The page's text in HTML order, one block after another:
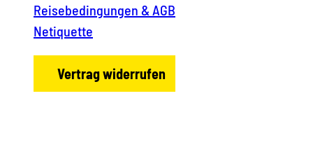
Reisebedingungen & AGB
Netiquette
Vertrag widerrufen